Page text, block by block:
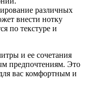
различных
внести нотку
по текстуре и
и ее сочетания
предпочтениям. Это
вас комфортным и